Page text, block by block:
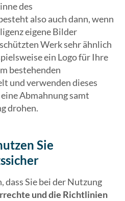
des
also auch dann, wenn
eigene Bilder
Werk sehr ähnlich
ein Logo für Ihre
bestehenden
und verwenden dieses
Abmahnung samt
drohen.
Sie
dass Sie bei der Nutzung
und die Richtlinien